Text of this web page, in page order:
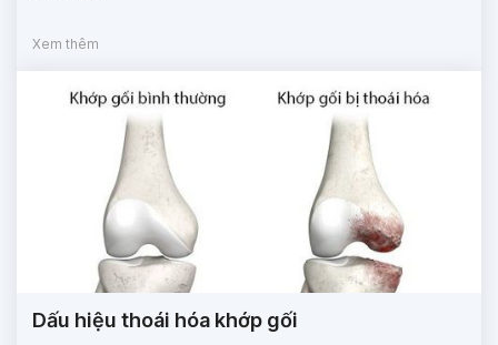
Xem thêm
Dấu hiệu thoái hóa khớp gối